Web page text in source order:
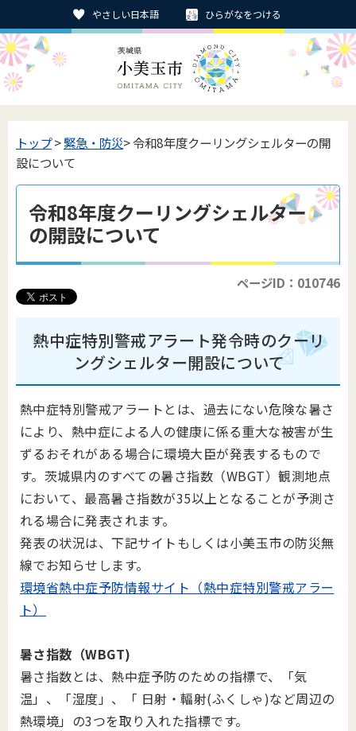
やさしい日本語 ひらがなをつける
トップ>緊急・防災> 令和8年度クーリングシェルターの開
設について
令和8年度クーリングシェルター
の開設について
ページID：010746
熱中症特別警戒アラート発令時のクーリ
ングシェルター開設について
熱中症特別警戒アラートとは、過去にない危険な暑さ
により、熱中症による人の健康に係る重大な被害が生
ずるおそれがある場合に環境大臣が発表するもので
す。茨城県内のすべての暑さ指数（WBGT）観測地点
において、最高暑さ指数が35以上となることが予測さ
れる場合に発表されます。
発表の状況は、下記サイトもしくは小美玉市の防災無
線でお知らせします。
環境省熱中症予防情報サイト（熱中症特別警戒アラー
ト）
暑さ指数（WBGT)
暑さ指数とは、熱中症予防のための指標で、「気
温」、「湿度」、「 日射・輻射(ふくしゃ)など周辺の
熱環境」の3つを取り入れた指標です。